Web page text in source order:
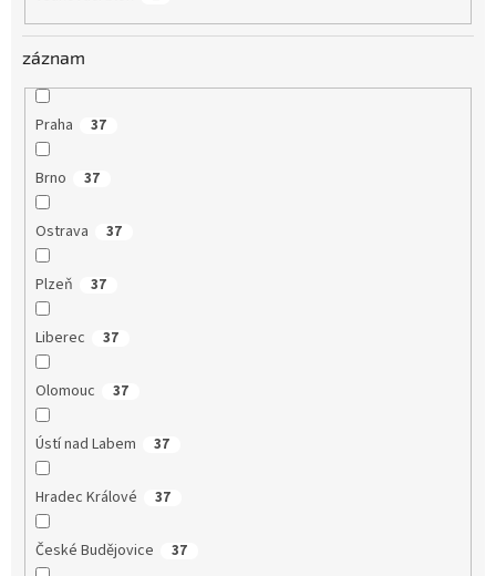
záznam
Praha 37
Brno 37
Ostrava 37
Plzeň 37
Liberec 37
Olomouc 37
Ústí nad Labem 37
Hradec Králové 37
České Budějovice 37